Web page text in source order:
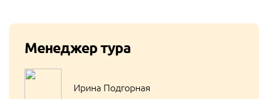
Менеджер тура
Ирина Подгорная